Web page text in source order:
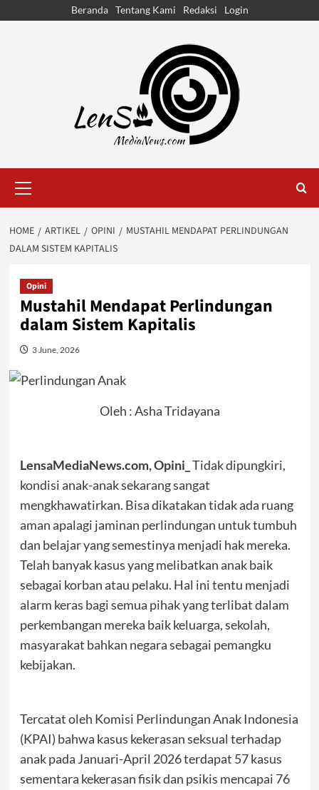
Beranda Tentang Kami Redaksi Login
Menu
HOME ARTIKEL OPINI
MUSTAHIL MENDAPAT PERLINDUNGAN
DALAM SISTEM KAPITALIS
Opini
Mustahil Mendapat Perlindungan
dalam Sistem Kapitalis
3 June, 2026
Oleh : Asha Tridayana
LensaMediaNews.com, Opini_ Tidak dipungkiri,
kondisi anak-anak sekarang sangat
mengkhawatirkan. Bisa dikatakan tidak ada ruang
aman apalagi jaminan perlindungan untuk tumbuh
dan belajar yang semestinya menjadi hak mereka.
Telah banyak kasus yang melibatkan anak baik
sebagai korban atau pelaku. Hal ini tentu menjadi
alarm keras bagi semua pihak yang terlibat dalam
perkembangan mereka baik keluarga, sekolah,
masyarakat bahkan negara sebagai pemangku
kebijakan.
Tercatat oleh Komisi Perlindungan Anak Indonesia
(KPAI) bahwa kasus kekerasan seksual terhadap
anak pada Januari-April 2026 terdapat 57 kasus
sementara kekerasan fisik dan psikis mencapai 76